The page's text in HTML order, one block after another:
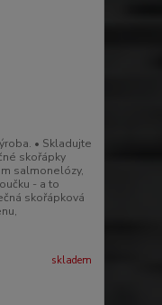
• Skladujte
skořápky
salmonelózy,
- a to
skořápková
skladem